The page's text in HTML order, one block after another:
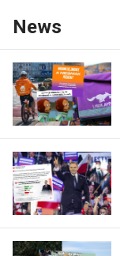
News